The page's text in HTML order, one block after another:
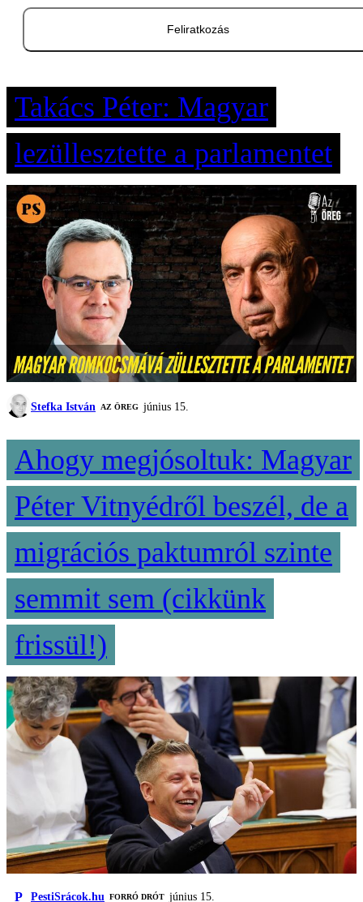
Feliratkozás
Takács Péter: Magyar
lezüllesztette a parlamentet
Stefka István AZ ÖREG június 15.
Ahogy megjósoltuk: Magyar
Péter Vitnyédről beszél, de a
migrációs paktumról szinte
semmit sem (cikkünk
frissül!)
P PestiSrácok.hu FORRÓ DRÓT június 15.